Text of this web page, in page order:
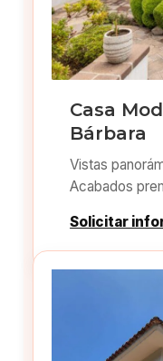
Casa
Bárbara
Vistas
Acabados
Solicitar